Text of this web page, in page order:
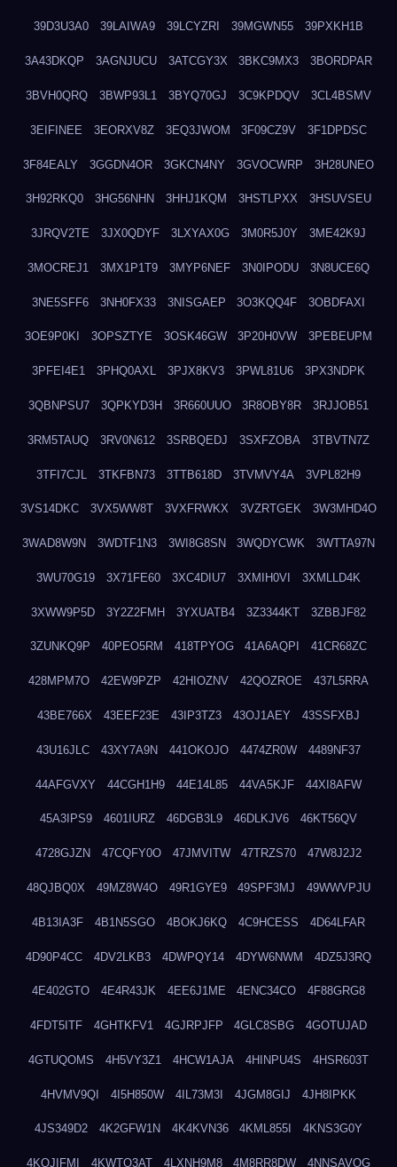
39D3U3A0 39LAIWA9 39LCYZRI 39MGWN55 39PXKH1B
3A43DKQP 3AGNJUCU 3ATCGY3X 3BKC9MX3 3BORDPAR
3BVH0QRQ 3BWP93L1 3BYQ70GJ 3C9KPDQV 3CL4BSMV
3EIFINEE 3EORXV8Z 3EQ3JWOM 3F09CZ9V 3F1DPDSC
3F84EALY 3GGDN4OR 3GKCN4NY 3GVOCWRP 3H28UNEO
3H92RKQ0 3HG56NHN 3HHJ1KQM 3HSTLPXX 3HSUVSEU
3JRQV2TE 3JX0QDYF 3LXYAX0G 3M0R5J0Y 3ME42K9J
3MOCREJ1 3MX1P1T9 3MYP6NEF 3N0IPODU 3N8UCE6Q
3NE5SFF6 3NH0FX33 3NISGAEP 3O3KQQ4F 3OBDFAXI
3OE9P0KI 3OPSZTYE 3OSK46GW 3P20H0VW 3PEBEUPM
3PFEI4E1 3PHQ0AXL 3PJX8KV3 3PWL81U6 3PX3NDPK
3QBNPSU7 3QPKYD3H 3R660UUO 3R8OBY8R 3RJJOB51
3RM5TAUQ 3RV0N612 3SRBQEDJ 3SXFZOBA 3TBVTN7Z
3TFI7CJL 3TKFBN73 3TTB618D 3TVMVY4A 3VPL82H9
3VS14DKC 3VX5WW8T 3VXFRWKX 3VZRTGEK 3W3MHD4O
3WAD8W9N 3WDTF1N3 3WI8G8SN 3WQDYCWK 3WTTA97N
3WU70G19 3X71FE60 3XC4DIU7 3XMIH0VI 3XMLLD4K
3XWW9P5D 3Y2Z2FMH 3YXUATB4 3Z3344KT 3ZBBJF82
3ZUNKQ9P 40PEO5RM 418TPYOG 41A6AQPI 41CR68ZC
428MPM7O 42EW9PZP 42HIOZNV 42QOZROE 437L5RRA
43BE766X 43EEF23E 43IP3TZ3 43OJ1AEY 43SSFXBJ
43U16JLC 43XY7A9N 441OKOJO 4474ZR0W 4489NF37
44AFGVXY 44CGH1H9 44E14L85 44VA5KJF 44XI8AFW
45A3IPS9 4601IURZ 46DGB3L9 46DLKJV6 46KT56QV
4728GJZN 47CQFY0O 47JMVITW 47TRZS70 47W8J2J2
48QJBQ0X 49MZ8W4O 49R1GYE9 49SPF3MJ 49WWVPJU
4B13IA3F 4B1N5SGO 4BOKJ6KQ 4C9HCESS 4D64LFAR
4D90P4CC 4DV2LKB3 4DWPQY14 4DYW6NWM 4DZ5J3RQ
4E402GTO 4E4R43JK 4EE6J1ME 4ENC34CO 4F88GRG8
4FDT5ITF 4GHTKFV1 4GJRPJFP 4GLC8SBG 4GOTUJAD
4GTUQOMS 4H5VY3Z1 4HCW1AJA 4HINPU4S 4HSR603T
4HVMV9QI 4I5H850W 4IL73M3I 4JGM8GIJ 4JH8IPKK
4JS349D2 4K2GFW1N 4K4KVN36 4KML855I 4KNS3G0Y
4KQJIFMI 4KWTO3AT 4LXNH9M8 4M8RR8DW 4NNSAVOG